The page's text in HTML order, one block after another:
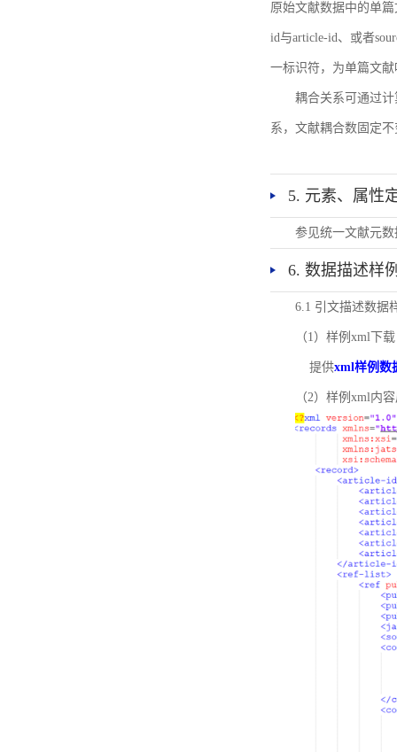
原始文献数据中的单篇
id与article-id、或者
一标识符，为单篇文
耦合关系可通过
系，文献耦合数固定不
5. 元素、属性
参见统一文献元
6. 数据描述样
6.1 引文描述数据
（1）样例xml下载
提供xml样例数
（2）样例xml内